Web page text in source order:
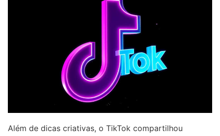
Além de dicas criativas, o TikTok compartilhou